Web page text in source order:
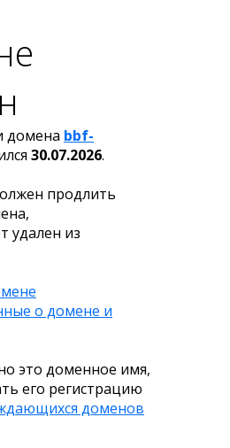
домена bbf-
30.07.2026.
продлить
удален из
о домене и
это доменное имя,
его регистрацию
доменов